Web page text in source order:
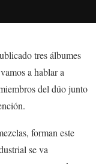
tres álbumes
a hablar a
del dúo junto
forman este
se va